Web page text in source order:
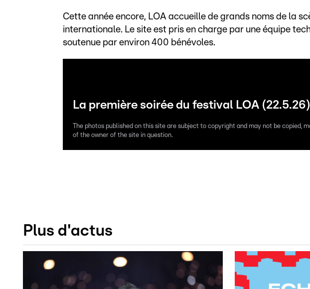
Cette année encore, LOA accueille de grands noms de la
internationale. Le site est pris en charge par une équipe
soutenue par environ 400 bénévoles.
La première soirée du festival LOA (22.5.26)
The photos published on this site are subject to copyright and may not be copied,
of the owner of the site in question.
Plus d'actus